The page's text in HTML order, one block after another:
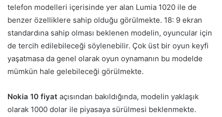
telefon modelleri içerisinde yer alan Lumia 1020 ile de
benzer özelliklere sahip olduğu görülmekte. 18: 9 ekran
standardına sahip olması beklenen modelin, oyuncular için
de tercih edilebileceği söylenebilir. Çok üst bir oyun keyfi
yaşatmasa da genel olarak oyun oynamanın bu modelde
mümkün hale gelebileceği görülmekte.
Nokia 10 fiyat açısından bakıldığında, modelin yaklaşık
olarak 1000 dolar ile piyasaya sürülmesi beklenmekte.